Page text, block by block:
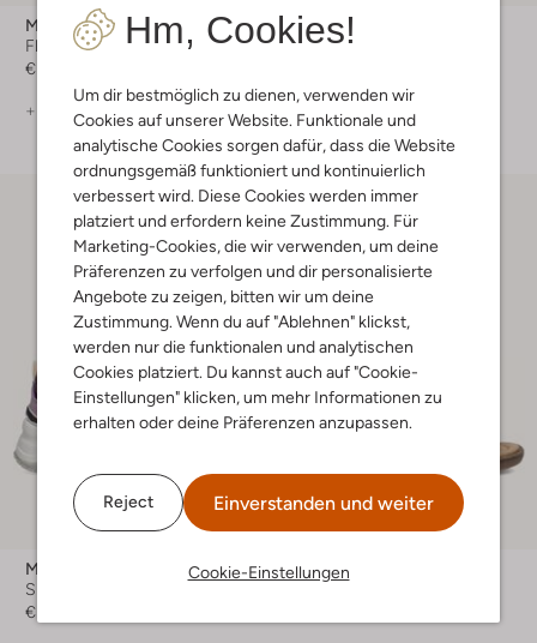
Hm, Cookies!
Um dir bestmöglich zu dienen, verwenden wir
Cookies auf unserer Website. Funktionale und
analytische Cookies sorgen dafür, dass die Website
ordnungsgemäß funktioniert und kontinuierlich
verbessert wird. Diese Cookies werden immer
platziert und erfordern keine Zustimmung. Für
Marketing-Cookies, die wir verwenden, um deine
Präferenzen zu verfolgen und dir personalisierte
Angebote zu zeigen, bitten wir um deine
Zustimmung. Wenn du auf "Ablehnen" klickst,
werden nur die funktionalen und analytischen
Cookies platziert. Du kannst auch auf "Cookie-
Einstellungen" klicken, um mehr Informationen zu
erhalten oder deine Präferenzen anzupassen.
Reject Einverstanden und weiter
Cookie-Einstellungen
Mexx
Flache Sandalen
€ 74,99
+ mehr farben
Vingino
Sandaletten mit Absatz
+ mehr farben
Mexx
Sneaker Low
€ 94,99
-50%
Bisgaard